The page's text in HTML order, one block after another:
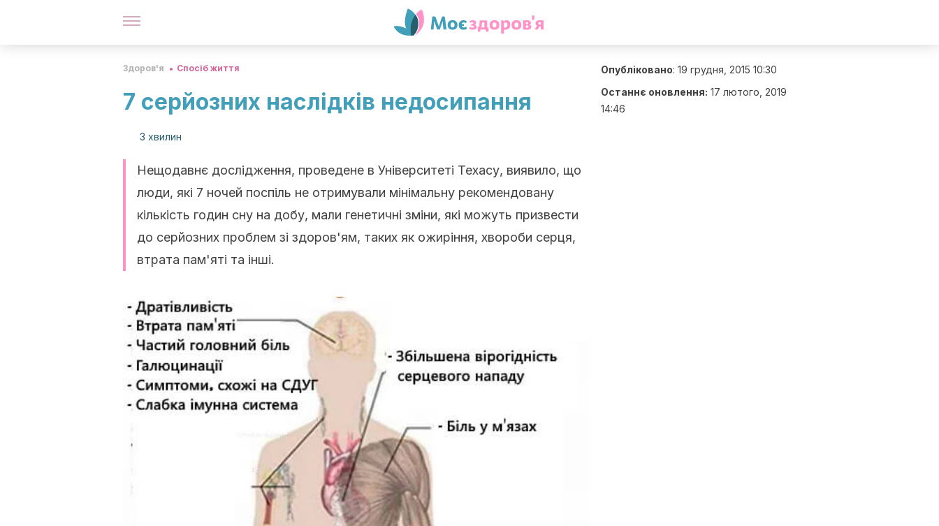
Здоров'я Спосіб життя
7 серйозних наслідків недосипання
3 хвилин
Нещодавнє дослідження, проведене в Університеті Техасу, виявило, що
люди, які 7 ночей поспіль не отримували мінімальну рекомендовану
кількість годин сну на добу, мали генетичні зміни, які можуть призвести
до серйозних проблем зі здоров'ям, таких як ожиріння, хвороби серця,
втрата пам'яті та інші.
Опубліковано: 19 грудня, 2015 10:30
Останнє оновлення: 17 лютого, 2019
14:46